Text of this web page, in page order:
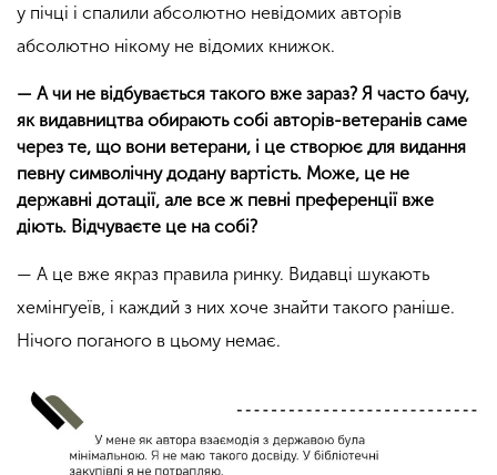
у пічці і спалили абсолютно невідомих авторів
абсолютно нікому не відомих книжок.
— А чи не відбувається такого вже зараз? Я часто бачу,
як видавництва обирають собі авторів-ветеранів саме
через те, що вони ветерани, і це створює для видання
певну символічну додану вартість. Може, це не
державні дотації, але все ж певні преференції вже
діють. Відчуваєте це на собі?
— А це вже якраз правила ринку. Видавці шукають
хемінгуеїв, і каждий з них хоче знайти такого раніше.
Нічого поганого в цьому немає.